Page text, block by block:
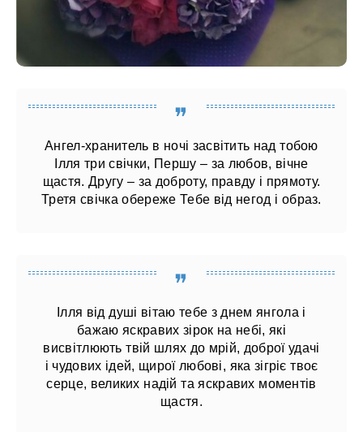
Ангел-хранитель в ночі засвітить над тобою
Ілля три свічки, Першу – за любов, вічне
щастя. Другу – за доброту, правду і прямоту.
Третя свічка обереже Тебе від негод і образ.
Ілля від душі вітаю тебе з днем ​​янгола і
бажаю яскравих зірок на небі, які
висвітлюють твій шлях до мрій, доброї удачі
і чудових ідей, щирої любові, яка зігріє твоє
серце, великих надій та яскравих моментів
щастя.